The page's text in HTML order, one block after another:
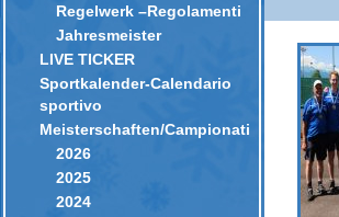
Regelwerk –Regolamenti
Jahresmeister
LIVE TICKER
Sportkalender-Calendario
sportivo
Meisterschaften/Campionati
2026
2025
2024